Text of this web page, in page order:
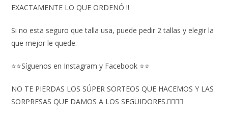
EXACTAMENTE LO QUE ORDENÓ ‼️
Si no esta seguro que talla usa, puede pedir 2 tallas y elegir la
que mejor le quede.
⭐⭐Síguenos en Instagram y Facebook ⭐⭐
NO TE PIERDAS LOS SÚPER SORTEOS QUE HACEMOS Y LAS
SORPRESAS QUE DAMOS A LOS SEGUIDORES.👇🏻👇🏻